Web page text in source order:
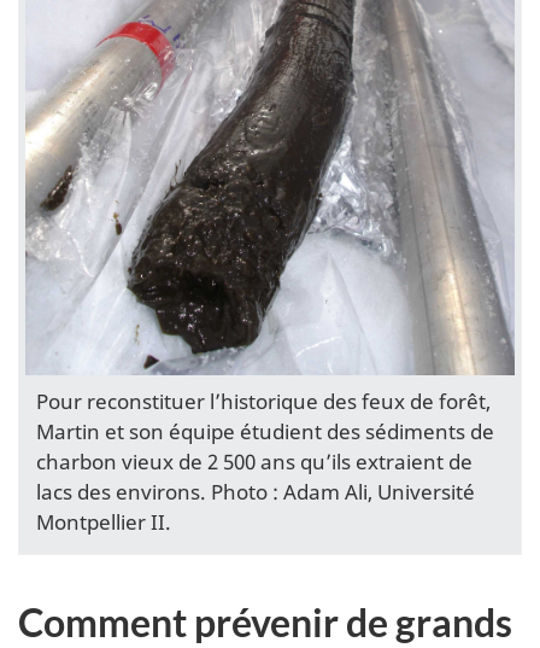
Pour reconstituer l’historique des feux de forêt,
Martin et son équipe étudient des sédiments de
charbon vieux de 2 500 ans qu’ils extraient de
lacs des environs. Photo : Adam Ali, Université
Montpellier II.
Comment prévenir de grands